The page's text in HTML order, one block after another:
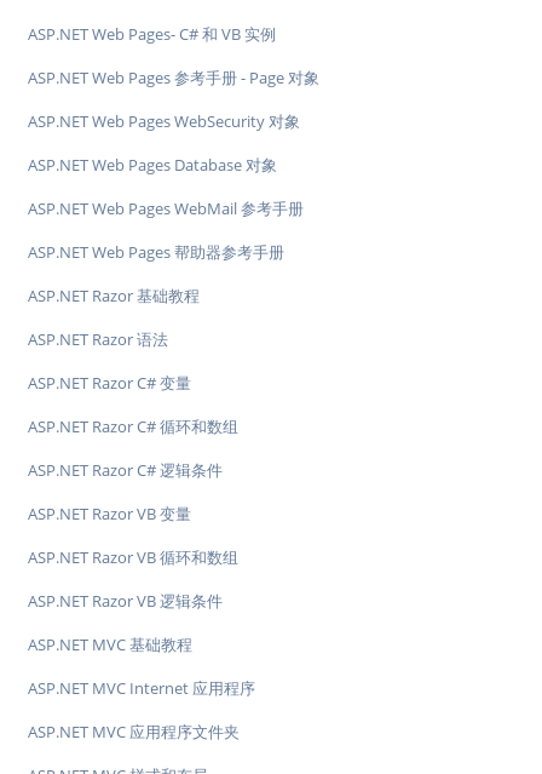
ASP.NET Web Pages- C# 和 VB 实例
ASP.NET Web Pages 参考手册 - Page 对象
ASP.NET Web Pages WebSecurity 对象
ASP.NET Web Pages Database 对象
ASP.NET Web Pages WebMail 参考手册
ASP.NET Web Pages 帮助器参考手册
ASP.NET Razor 基础教程
ASP.NET Razor 语法
ASP.NET Razor C# 变量
ASP.NET Razor C# 循环和数组
ASP.NET Razor C# 逻辑条件
ASP.NET Razor VB 变量
ASP.NET Razor VB 循环和数组
ASP.NET Razor VB 逻辑条件
ASP.NET MVC 基础教程
ASP.NET MVC Internet 应用程序
ASP.NET MVC 应用程序文件夹